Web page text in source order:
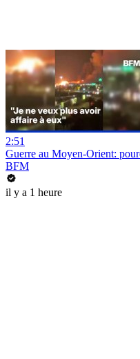
2:51
Guerre au Moyen-Orient:
BFM
il y a 1 heure